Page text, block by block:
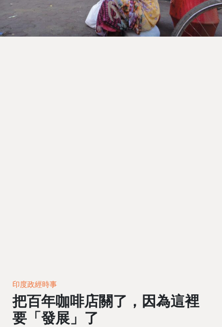
印度政經時事
把百年咖啡店關了，因為這裡
要「發展」了